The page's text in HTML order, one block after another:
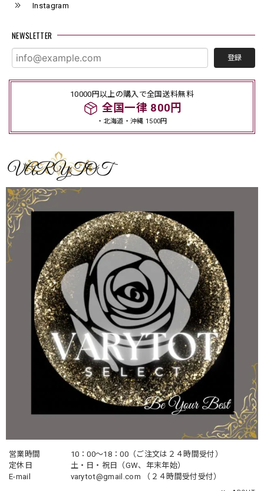
Instagram
NEWSLETTER
登録
10000円以上の購入で全国送料無料
全国一律 800円
・北海道・沖縄 1500円
営業時間
10：00〜18：00（ご注文は２４時間受付）
定休日
土・日・祝日（GW、年末年始）
E-mail
varytot@gmail.com （２４時間受付受付）